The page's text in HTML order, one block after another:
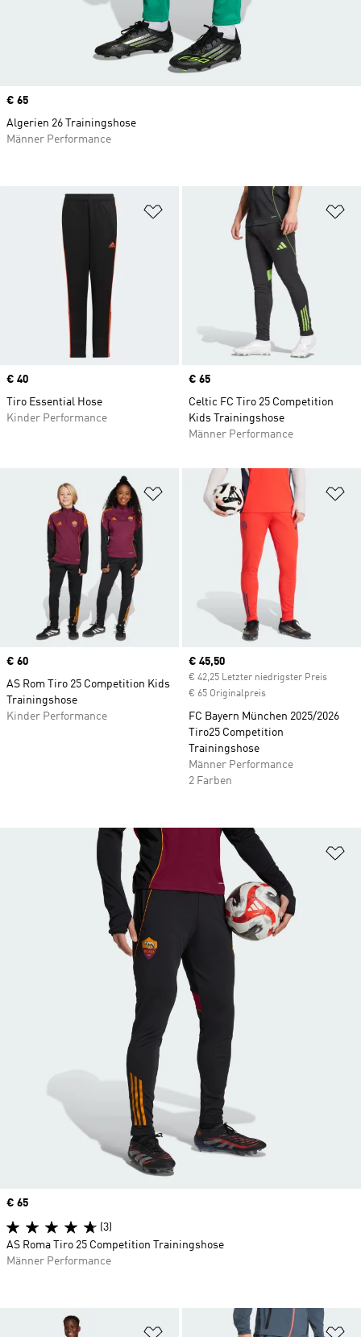
Zur Wunschliste hinzufügen
Price
€ 40
Tiro Essential Hose
Kinder Performance
Price
€ 65
Celtic FC Tiro 25 Competition
Kids Trainingshose
Männer Performance
Zur Wunschliste hinzufügen
Price
€ 60
AS Rom Tiro 25 Competition Kids
Trainingshose
Kinder Performance
Current price
€ 45,50
€ 42,25 Letzter niedrigster Preis
€ 65 Originalpreis
FC Bayern München 2025/2026
Tiro25 Competition
Trainingshose
Männer Performance
2 Farben
Zur Wunschliste hinzufügen
Price
€ 65
Algerien 26 Trainingshose
Männer Performance
Price
€ 65
(3)
AS Roma Tiro 25 Competition Trainingshose
Männer Performance